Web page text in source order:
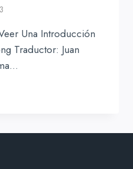
Una Introducción
Traductor: Juan